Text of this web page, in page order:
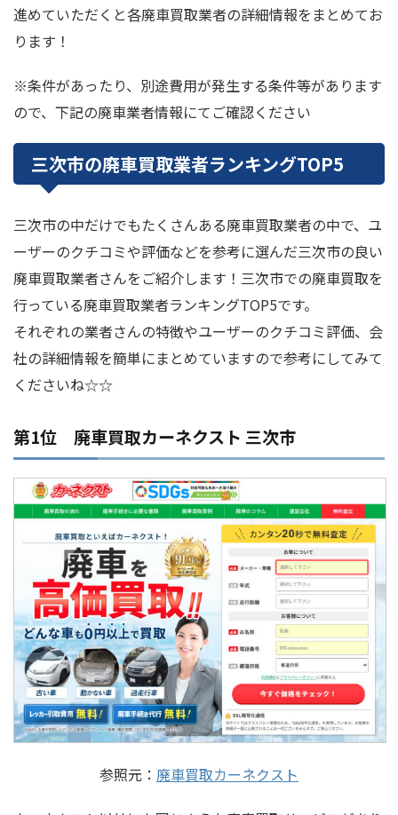
進めていただくと各廃車買取業者の詳細情報をまとめてお
ります！
※条件があったり、別途費用が発生する条件等があります
ので、下記の廃車業者情報にてご確認ください
三次市の廃車買取業者ランキングTOP5
三次市の中だけでもたくさんある廃車買取業者の中で、ユ
ーザーのクチコミや評価などを参考に選んだ三次市の良い
廃車買取業者さんをご紹介します！三次市での廃車買取を
行っている廃車買取業者ランキングTOP5です。
それぞれの業者さんの特徴やユーザーのクチコミ評価、会
社の詳細情報を簡単にまとめていますので参考にしてみて
くださいね☆☆
第1位 廃車買取カーネクスト 三次市
参照元： 廃車買取カーネクスト